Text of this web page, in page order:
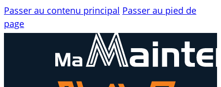
Passer au contenu principal Passer au pied de
page